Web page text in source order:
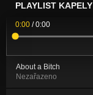
PLAYLIST KAPELY
0:00 /0:00
About a Bitch
Nezařazeno